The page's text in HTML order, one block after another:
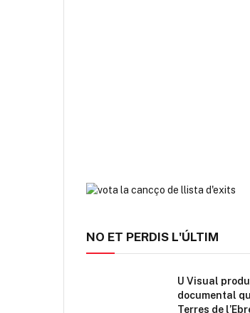
NO ET PERDIS L'ÚLTIM
U Visual
documental
Terres de